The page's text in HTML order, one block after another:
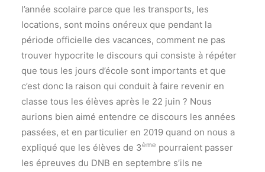
l’année scolaire parce que les transports, les
locations, sont moins onéreux que pendant la
période officielle des vacances, comment ne pas
trouver hypocrite le discours qui consiste à répéter
que tous les jours d’école sont importants et que
c’est donc la raison qui conduit à faire revenir en
classe tous les élèves après le 22 juin ? Nous
aurions bien aimé entendre ce discours les années
passées, et en particulier en 2019 quand on nous a
expliqué que les élèves de 3ème pourraient passer
les épreuves du DNB en septembre s’ils ne